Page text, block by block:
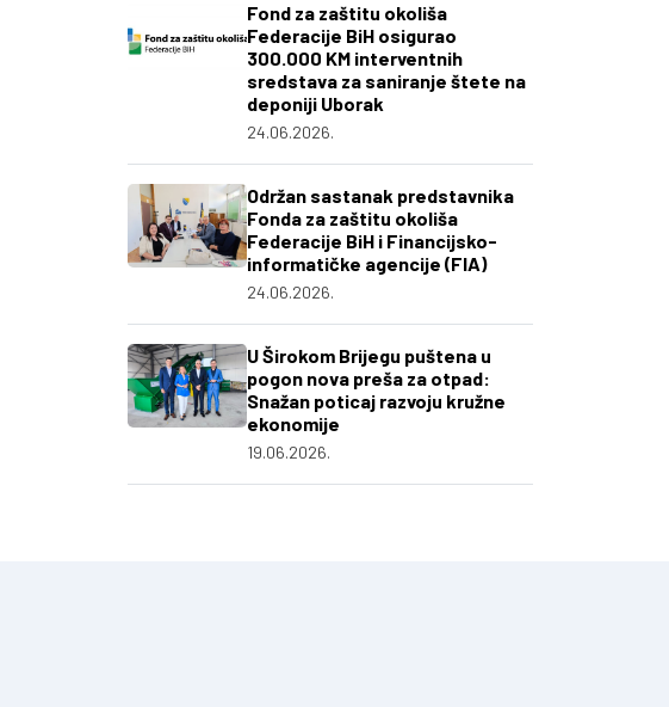
Fond za zaštitu okoliša
Federacije BiH osigurao
300.000 KM interventnih
sredstava za saniranje štete na
deponiji Uborak
24.06.2026.
Održan sastanak predstavnika
Fonda za zaštitu okoliša
Federacije BiH i Financijsko-
informatičke agencije (FIA)
24.06.2026.
U Širokom Brijegu puštena u
pogon nova preša za otpad:
Snažan poticaj razvoju kružne
ekonomije
19.06.2026.